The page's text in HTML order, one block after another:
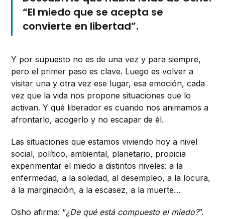
“El miedo que se acepta se
convierte en libertad”.
Y por supuesto no es de una vez y para siempre,
pero el primer paso es clave. Luego es volver a
visitar una y otra vez ese lugar, esa emoción, cada
vez que la vida nos propone situaciones que lo
activan. Y qué liberador es cuando nos animamos a
afrontarlo, acogerlo y no escapar de él.
Las situaciones que estamos viviendo hoy a nivel
social, político, ambiental, planetario, propicia
experimentar el miedo a distintos niveles: a la
enfermedad, a la soledad, al desempleo, a la locura,
a la marginación, a la escasez, a la muerte…
Osho afirma: “¿De qué está compuesto el miedo?”.